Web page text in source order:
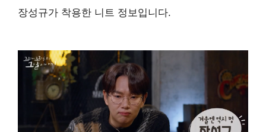
장성규가 착용한 니트 정보입니다.